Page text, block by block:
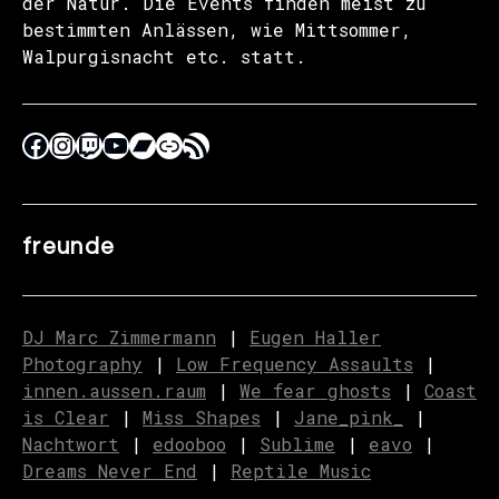
bestimmten Anlässen, wie Mittsommer,
Walpurgisnacht etc. statt.
freunde
DJ Marc Zimmermann | Eugen Haller
Photography | Low Frequency Assaults |
innen.aussen.raum | We fear ghosts | Coast
is Clear | Miss Shapes | Jane_pink_
|
Nachtwort | edooboo | Sublime | eavo |
Dreams Never End | Reptile Music